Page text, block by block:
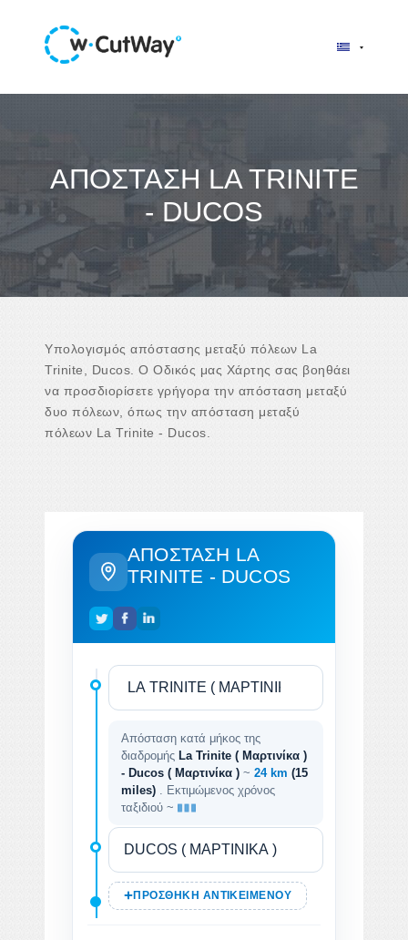
ΑΠΌΣΤΑΣΗ LA TRINITE
- DUCOS
Υπολογισμός απόστασης μεταξύ πόλεων La
Trinite, Ducos. Ο Οδικός μας Χάρτης σας βοηθάει
να προσδιορίσετε γρήγορα την απόσταση μεταξύ
δυο πόλεων, όπως την απόσταση μεταξύ
πόλεων La Trinite - Ducos.
ΑΠΌΣΤΑΣΗ LA
TRINITE - DUCOS
Απόσταση κατά μήκος της
διαδρομής La Trinite ( Μαρτινίκα )
- Ducos ( Μαρτινίκα ) ~ 24 km (15
miles)
. Εκτιμώμενος χρόνος
ταξιδιού ~
ΠΡΟΣΘΉΚΗ ΑΝΤΙΚΕΙΜΈΝΟΥ